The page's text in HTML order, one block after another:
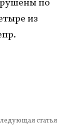
из
статья